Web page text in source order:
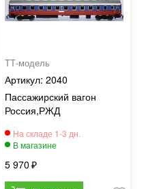
ТТ-модель
2040
Пассажирский вагон
Россия,РЖД
5 970